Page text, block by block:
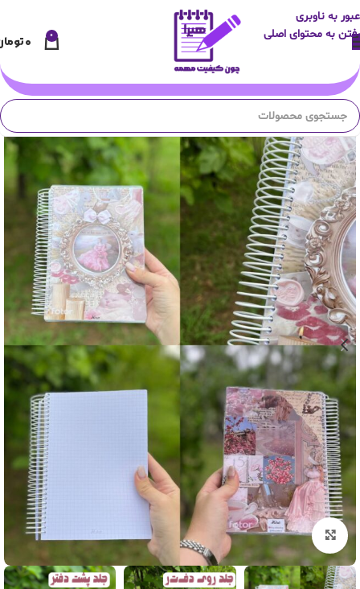
عبور به ناوبری
رفتن به محتوای اصلی
0 ۰
بزرگنمایی تصویر